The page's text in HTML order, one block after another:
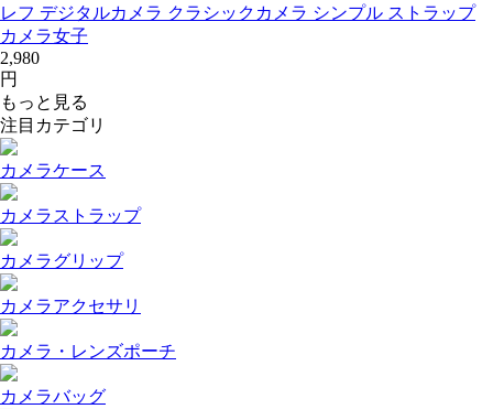
レフ デジタルカメラ クラシックカメラ シンプル ストラップ
カメラ女子
2,980
円
もっと見る
注目カテゴリ
カメラケース
カメラストラップ
カメラグリップ
カメラアクセサリ
カメラ・レンズポーチ
カメラバッグ